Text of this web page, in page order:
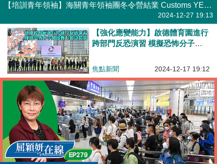
【培訓青年領袖】海關青年領袖團冬令營結業 Customs YES管委會理事長陳建強勉勵學員為祖國、香港奮鬥 學員：更加堅定加入海關決心
2024-12-27 19:13
【強化應變能力】啟德體育園進行
跨部門反恐演習 模擬恐怖分子闖
焦點新聞 2024-12-17 19:12